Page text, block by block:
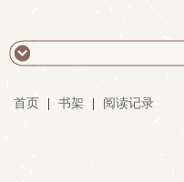
首页 书架 阅读记录